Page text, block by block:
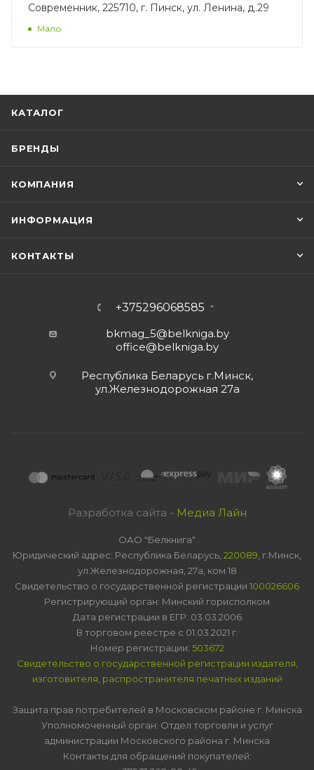
Современник, 225710, г. Пинск, ул. Ленина, д.29
Мало
КАТАЛОГ
БРЕНДЫ
КОМПАНИЯ
ИНФОРМАЦИЯ
КОНТАКТЫ
+375296068585
bkmag_5@belkniga.by
office@belkniga.by
Республика Беларусь г.Минск,
ул.Железнодорожная 27а
Разработка сайта - Медиа Лайн
ОАО "Белкнига"
Юридический адрес: Республика Беларусь, 220089 , г.Минск,
ул.Железнодорожная, 27а, ком 18
Свидетельство о государственной регистрации 100026606
Регистрирующий орган: Минский горисполком
Дата регистрации в ЕГР: 03.03.2006
В торговом реестре с 01.03.2021 г.
Номер регистрации: 503672
Свидетельство о государственной регистрации издателя,
изготовителя, распространителя печатных изданий
Защита прав потребителей в Московском районе г. Минска
Уполномоченный орган: Отдел торговли и услуг
администрации Московского района г. Минска
Контакты для обращений покупателей: